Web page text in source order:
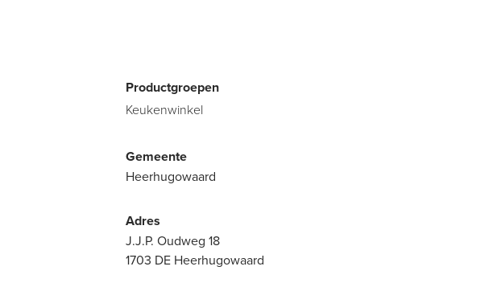
Productgroepen
Keukenwinkel
Gemeente
Heerhugowaard
Adres
J.J.P. Oudweg 18
1703 DE Heerhugowaard